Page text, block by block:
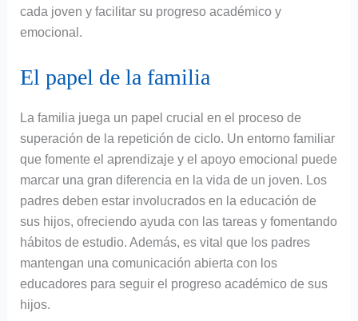
cada joven y facilitar su progreso académico y
emocional.
El papel de la familia
La familia juega un papel crucial en el proceso de
superación de la repetición de ciclo. Un entorno familiar
que fomente el aprendizaje y el apoyo emocional puede
marcar una gran diferencia en la vida de un joven. Los
padres deben estar involucrados en la educación de
sus hijos, ofreciendo ayuda con las tareas y fomentando
hábitos de estudio. Además, es vital que los padres
mantengan una comunicación abierta con los
educadores para seguir el progreso académico de sus
hijos.